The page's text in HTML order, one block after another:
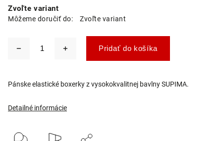
Zvoľte variant
Môžeme doručiť do: Zvoľte variant
Pridať do košíka
Pánske elastické boxerky z vysokokvalitnej bavlny SUPIMA.
Detailné informácie